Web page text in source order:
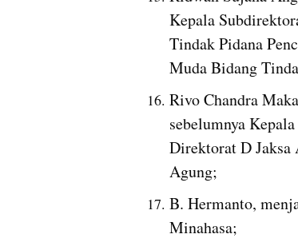
Kepala
Tindak Pidana
Muda Bidang
Rivo Chandra
sebelumnya
Direktorat D Jaksa
Agung;
B. Hermanto,
Minahasa;